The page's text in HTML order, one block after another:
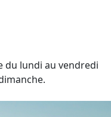
du lundi au vendredi